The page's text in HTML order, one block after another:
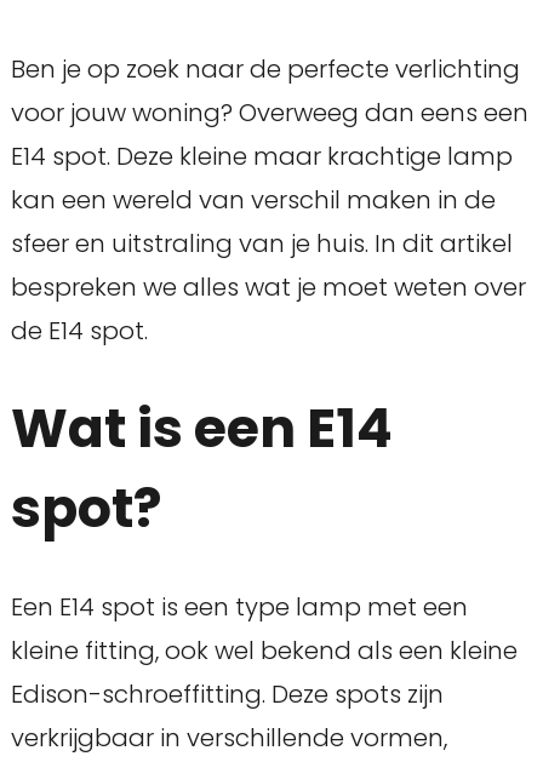
Ben je op zoek naar de perfecte verlichting
voor jouw woning? Overweeg dan eens een
E14 spot. Deze kleine maar krachtige lamp
kan een wereld van verschil maken in de
sfeer en uitstraling van je huis. In dit artikel
bespreken we alles wat je moet weten over
de E14 spot.
Wat is een E14
spot?
Een E14 spot is een type lamp met een
kleine fitting, ook wel bekend als een kleine
Edison-schroeffitting. Deze spots zijn
verkrijgbaar in verschillende vormen,